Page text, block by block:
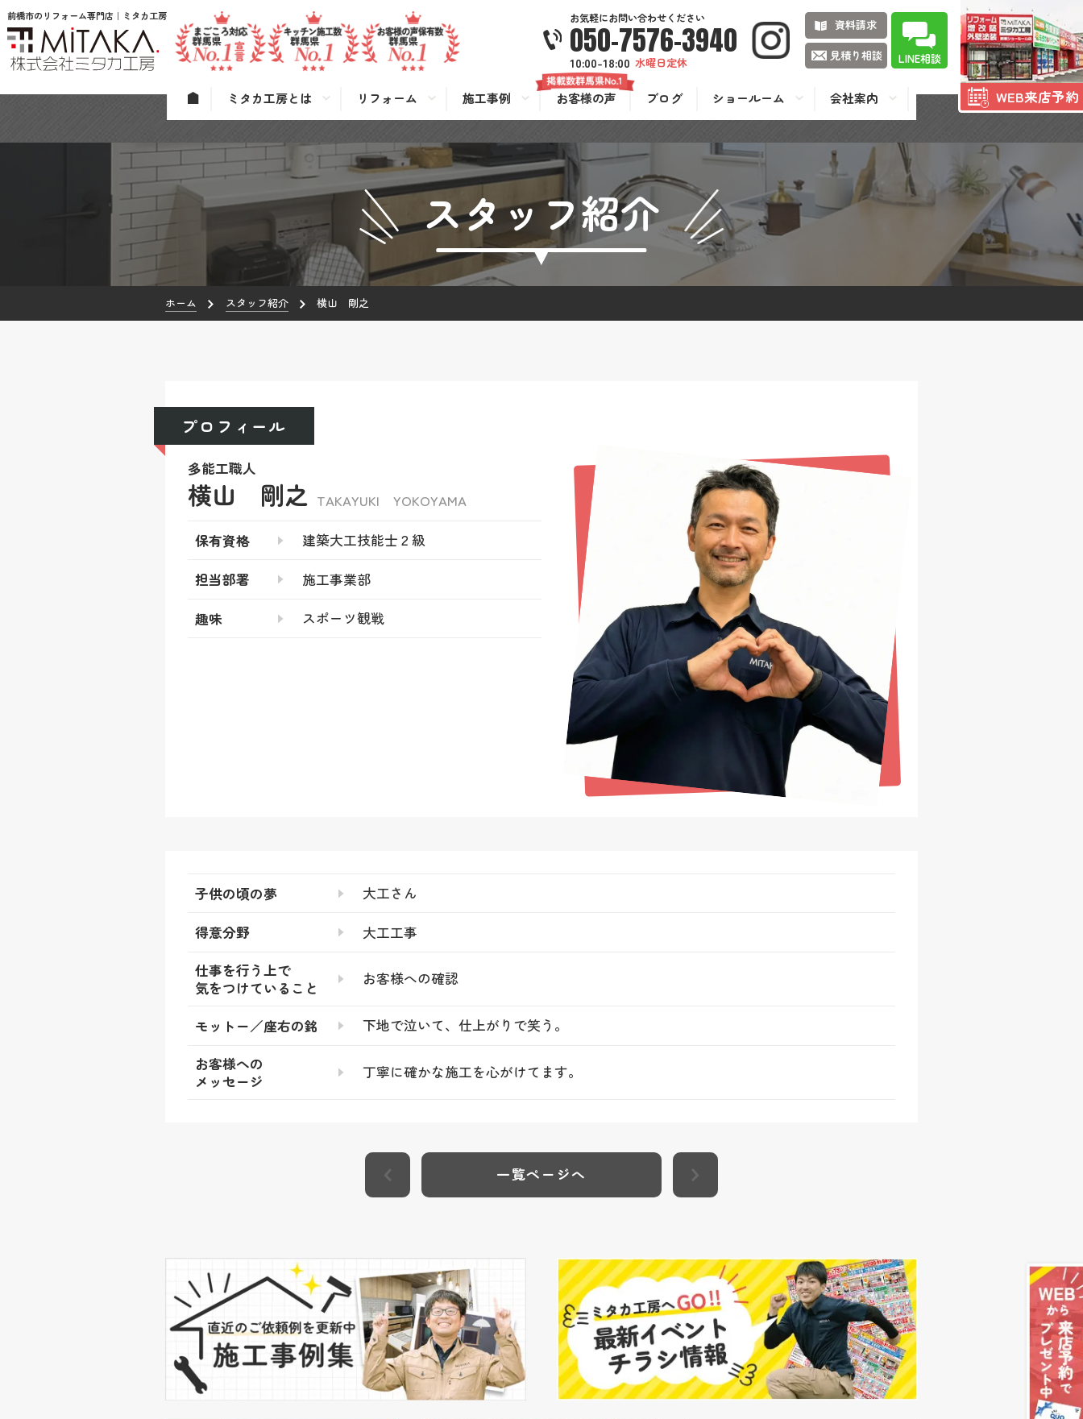
前橋市のリフォーム専門店｜ミタカ工房 お気軽にお問い合わせください
050-7576-3940
10:00-18:00 水曜日定休
資料請求
見積り相談
LINE相談
WEB来店予約
ミタカ工房とは リフォーム 施工事例 お客様の声 ブログ ショールーム 会社案内
スタッフ紹介
ホーム スタッフ紹介 横山 剛之
多能工職人
横山 剛之 TAKAYUKI YOKOYAMA
保有資格 建築大工技能士２級
担当部署 施工事業部
趣味 スポーツ観戦
プロフィール
子供の頃の夢 大工さん
得意分野
大工工事
仕事を行う上で
気をつけていること
お客様への確認
モットー／座右の銘
下地で泣いて、仕上がりで笑う。
お客様への
メッセージ
丁寧に確かな施工を心がけてます。
一覧ページへ